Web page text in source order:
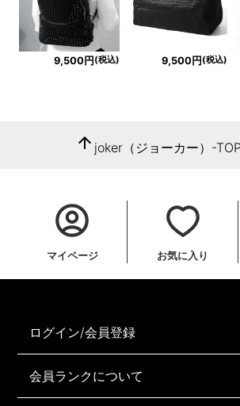
9,500円 (税込) 9,500円 (税込)
arrow_upward joker（ジョーカー）-
マイページ お気に入り
ログイン/会員登録
会員ランクについて